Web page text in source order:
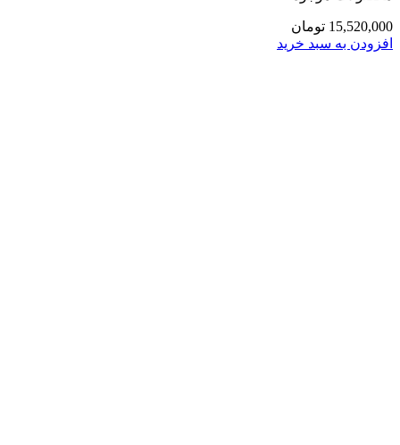
15,520,000 تومان
افزودن به سبد خرید